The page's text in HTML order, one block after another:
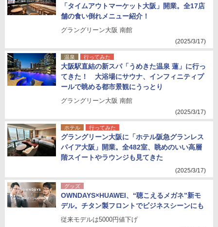
「タイムアウトマーケット大阪」開業。全17店
舗の食い倒れメニュー紹介！
グラングリーン大阪 南館
(2025/3/17)
温泉 行ってみた
大阪駅直結の新スパ「うめきた温泉 蓮」に行っ
てきた！ 大浴場にサウナ、インフィニティプ
ールで眺める都市景観にうっとり
グラングリーン大阪 南館
(2025/3/17)
ホテル 行ってみた
グラングリーン大阪に「ホテル阪急グランレス
パイア大阪」開業。全482室、眺めのいい高層
階スイートやラウンジも見てきた
(2025/3/17)
グッズ
OWNDAYS×HUAWEI、“聴こえるメガネ”新モ
デル。チタン製フロントでビジネスシーンにも
従来モデルは5000円値下げ